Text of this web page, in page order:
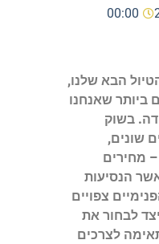
00:00
הבא שלנו,
ביותר שאנחנו
בשוק
שונים,
– מחירים
בשנת 2026, כאשר הנסיעות
צפויים
לבחור את
לצרכים